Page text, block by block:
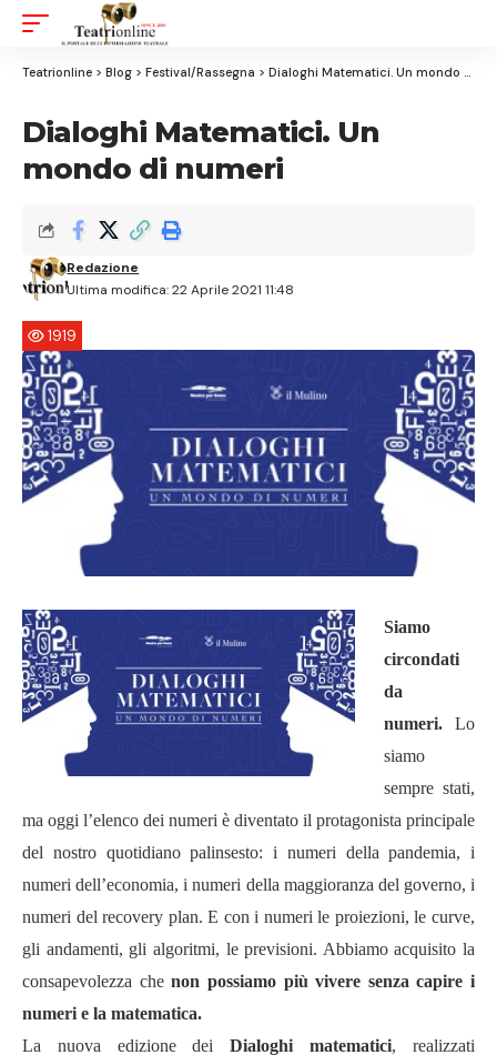
Resizer
Teatrionline > Blog > Festival/Rassegna > Dialoghi Matematici. Un mondo di numeri
Dialoghi Matematici. Un
mondo di numeri
Ultima modifica: 22 Aprile 2021 11:48
Redazione
1919
Siamo
circondati
da
numeri.
Lo
siamo
sempre stati,
ma oggi l’elenco dei numeri è diventato il protagonista principale
del nostro quotidiano palinsesto: i numeri della pandemia, i
numeri dell’economia, i numeri della maggioranza del governo, i
numeri del recovery plan. E con i numeri le proiezioni, le curve,
gli andamenti, gli algoritmi, le previsioni. Abbiamo acquisito la
consapevolezza che non possiamo più vivere senza capire i
numeri e la matematica.
La nuova edizione dei
Dialoghi matematici, realizzati